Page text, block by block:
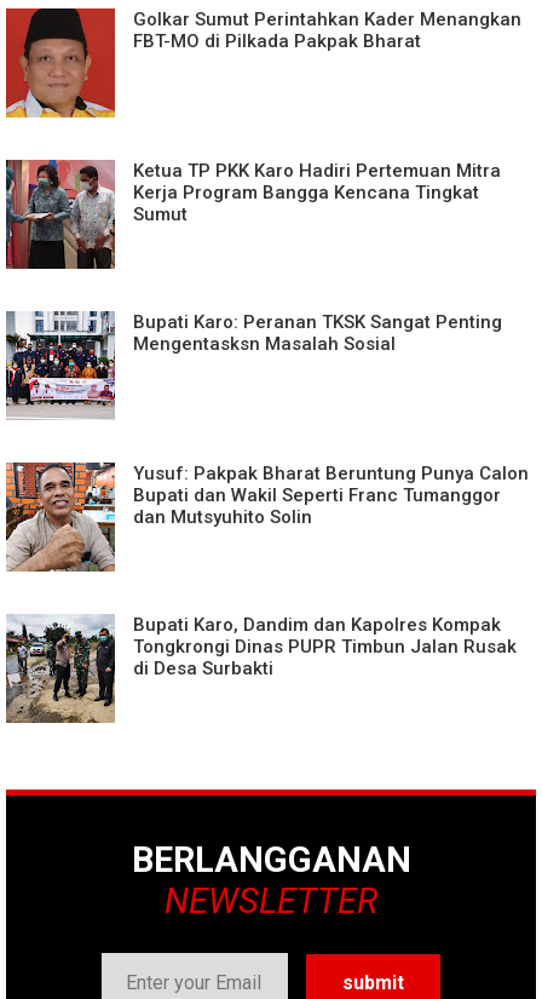
Golkar Sumut Perintahkan Kader Menangkan
FBT-MO di Pilkada Pakpak Bharat
Ketua TP PKK Karo Hadiri Pertemuan Mitra
Kerja Program Bangga Kencana Tingkat
Sumut
Bupati Karo: Peranan TKSK Sangat Penting
Mengentasksn Masalah Sosial
Yusuf: Pakpak Bharat Beruntung Punya Calon
Bupati dan Wakil Seperti Franc Tumanggor
dan Mutsyuhito Solin
Bupati Karo, Dandim dan Kapolres Kompak
Tongkrongi Dinas PUPR Timbun Jalan Rusak
di Desa Surbakti
BERLANGGANAN
NEWSLETTER